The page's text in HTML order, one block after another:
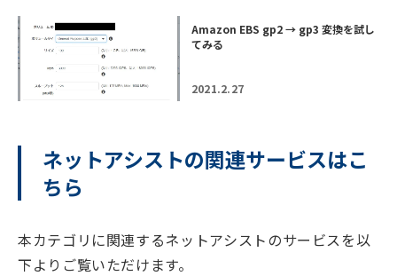
Amazon EBS gp2 → gp3 変換を試し
てみる
2021.2.27
ネットアシストの関連サービスはこ
ちら
本カテゴリに関連するネットアシストのサービスを以
下よりご覧いただけます。